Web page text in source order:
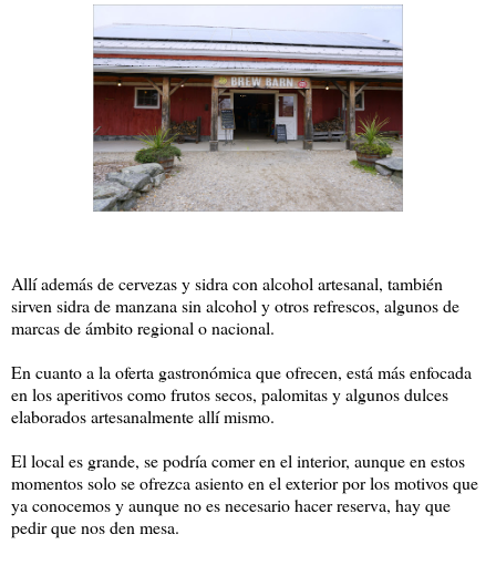
Allí además de cervezas y sidra con alcohol artesanal, también
sirven sidra de manzana sin alcohol y otros refrescos, algunos de
marcas de ámbito regional o nacional.
En cuanto a la oferta gastronómica que ofrecen, está más enfocada
en los aperitivos como frutos secos, palomitas y algunos dulces
elaborados artesanalmente allí mismo.
El local es grande, se podría comer en el interior, aunque en estos
momentos solo se ofrezca asiento en el exterior por los motivos que
ya conocemos y aunque no es necesario hacer reserva, hay que
pedir que nos den mesa.